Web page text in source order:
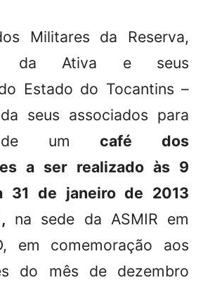
Militares da Reserva,
da Ativa e seus
Estado do Tocantins –
seus associados para
de umcafé dos
a ser realizado às 9
31 de janeiro de 2013
na sede da ASMIR em
em comemoração aos
do mês de dezembro